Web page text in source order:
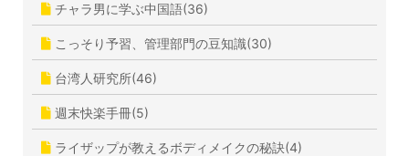
チャラ男に学ぶ中国語(36)
こっそり予習、管理部門の豆知識(30)
台湾人研究所(46)
週末快楽手冊(5)
ライザップが教えるボディメイクの秘訣(4)